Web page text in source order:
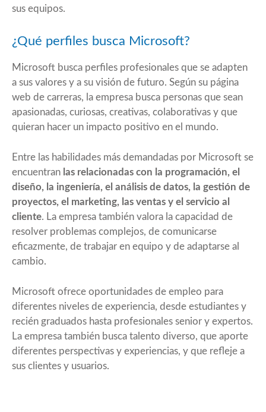
sus equipos.
¿Qué perfiles busca Microsoft?
Microsoft busca perfiles profesionales que se adapten
a sus valores y a su visión de futuro. Según su página
web de carreras, la empresa busca personas que sean
apasionadas, curiosas, creativas, colaborativas y que
quieran hacer un impacto positivo en el mundo.
Entre las habilidades más demandadas por Microsoft se
encuentran las relacionadas con la programación, el
diseño, la ingeniería, el análisis de datos, la gestión de
proyectos, el marketing, las ventas y el servicio al
cliente. La empresa también valora la capacidad de
resolver problemas complejos, de comunicarse
eficazmente, de trabajar en equipo y de adaptarse al
cambio.
Microsoft ofrece oportunidades de empleo para
diferentes niveles de experiencia, desde estudiantes y
recién graduados hasta profesionales senior y expertos.
La empresa también busca talento diverso, que aporte
diferentes perspectivas y experiencias, y que refleje a
sus clientes y usuarios.